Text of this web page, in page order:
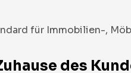
für Immobilien-,
des